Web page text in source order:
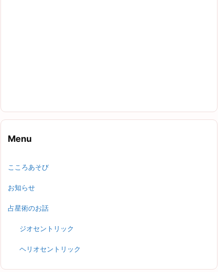
Menu
こころあそび
お知らせ
占星術のお話
ジオセントリック
ヘリオセントリック